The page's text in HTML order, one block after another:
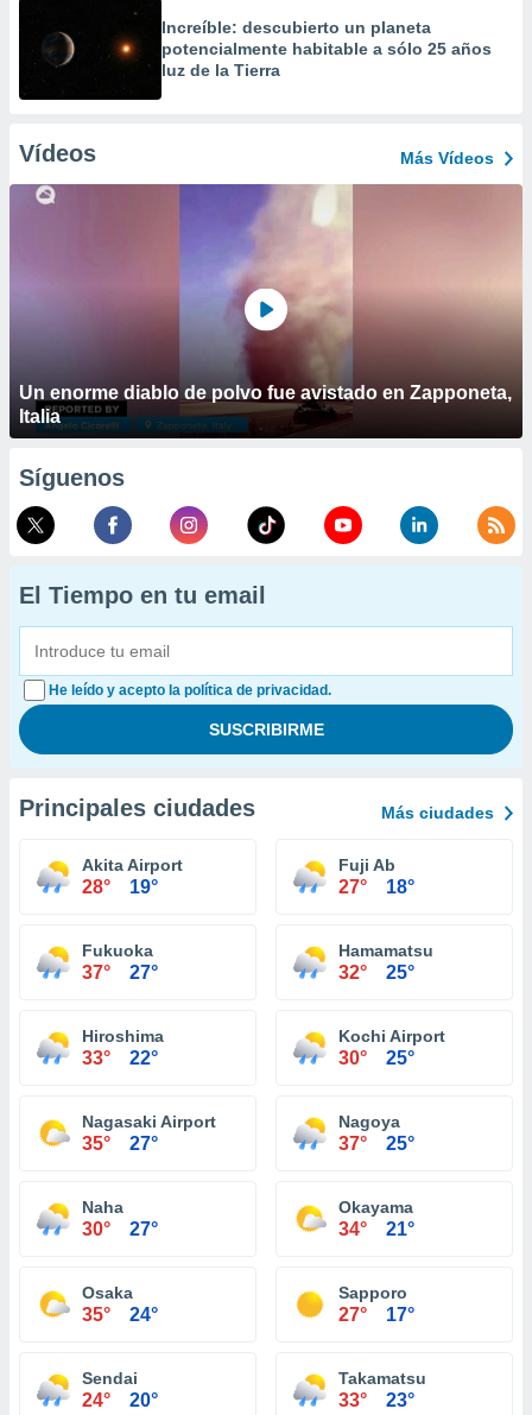
Increíble: descubierto un planeta
potencialmente habitable a sólo 25 años
luz de la Tierra
Vídeos Más Vídeos
Un enorme diablo de polvo fue avistado en Zapponeta,
Italia
Síguenos
El Tiempo en tu email
He leído y acepto la política de privacidad.
Principales ciudades Más ciudades
Akita Airport
28° 19°
Fuji Ab
27° 18°
Fukuoka
37° 27°
Hamamatsu
32° 25°
Hiroshima
33° 22°
Kochi Airport
30° 25°
Nagasaki Airport
35° 27°
Nagoya
37° 25°
Naha
30° 27°
Okayama
34° 21°
Osaka
35° 24°
Sapporo
27° 17°
Sendai
24° 20°
Takamatsu
33° 23°